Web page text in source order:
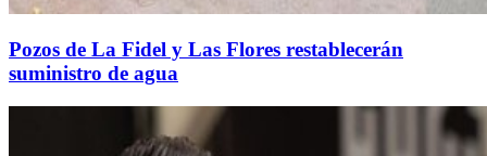
Pozos de La Fidel y Las Flores restablecerán
suministro de agua